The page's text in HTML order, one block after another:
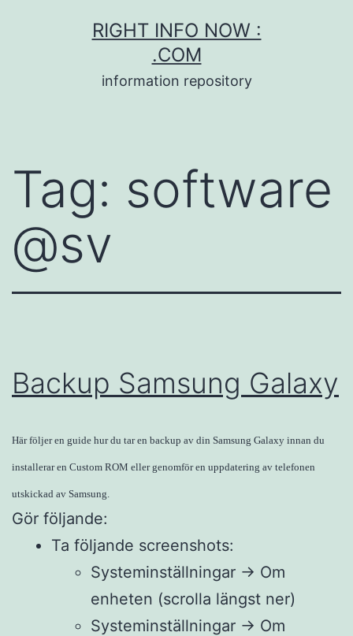
RIGHT INFO NOW :
.COM
information repository
Tag: software
@sv
Backup Samsung Galaxy
Här följer en guide hur du tar en backup av din Samsung Galaxy innan du
installerar en Custom ROM eller genomför en uppdatering av telefonen
utskickad av Samsung.
Gör följande:
Ta följande screenshots:
Systeminställningar -> Om
enheten (scrolla längst ner)
Systeminställningar -> Om